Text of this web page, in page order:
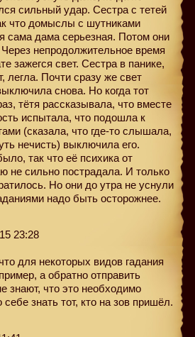
сильный удар. Сестра с тетей
что домыслы с шутниками
сама дама серьезная. Потом они
непродолжительное время
зажегся свет. Сестра в панике,
легла. Почти сразу же свет
снова. Но когда тот
тётя рассказывала, что вместе
испытала, что подошла к
(сказала, что где-то слышала,
нечисть) выключила его.
так что её психика от
не сильно пострадала. И только
Но они до утра не уснули
надо быть осторожнее.
23:28
для некоторых видов гадания
а обратно отправить
знают, что это необходимо
знать тот, кто на зов пришёл.